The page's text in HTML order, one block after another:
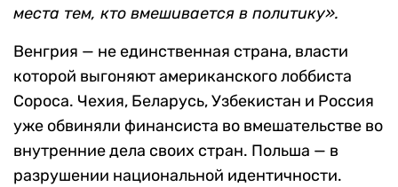
места тем, кто вмешивается в политику».
Венгрия — не единственная страна, власти
которой выгоняют американского лоббиста
Сороса. Чехия, Беларусь, Узбекистан и Россия
уже обвиняли финансиста во вмешательстве во
внутренние дела своих стран. Польша — в
разрушении национальной идентичности.